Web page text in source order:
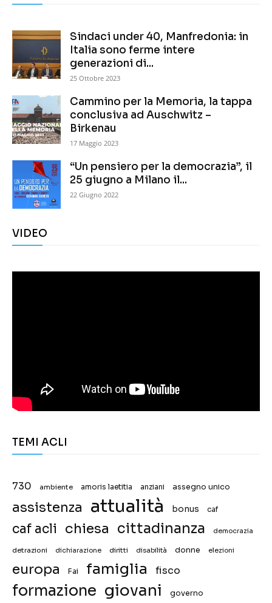
Sindaci under 40, Manfredonia: in
Italia sono ferme intere
generazioni di...
25 Ottobre 2023
Cammino per la Memoria, la tappa
conclusiva ad Auschwitz –
Birkenau
17 Maggio 2023
“Un pensiero per la democrazia”, il
25 giugno a Milano il...
22 Giugno 2022
VIDEO
TEMI ACLI
730 ambiente amoris laetitia anziani assegno unico
assistenza attualità bonus caf
caf acli chiesa cittadinanza democrazia
detrazioni dichiarazione diritti disabilità donne elezioni
europa Fai famiglia fisco
formazione giovani governo